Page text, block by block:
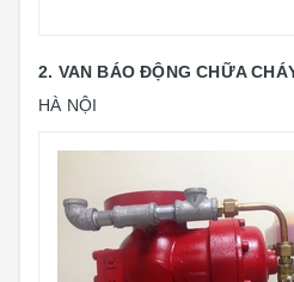
2. VAN BÁO ĐỘNG CHỮA
HÀ NỘI